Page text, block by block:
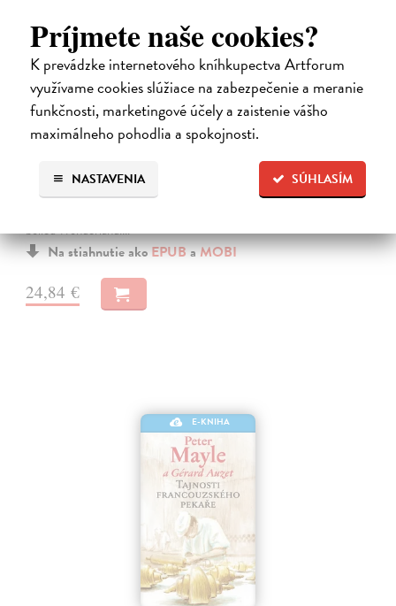
Príjmete naše cookies?
K prevádzke internetového kníhkupectva Artforum
využívame cookies slúžiace na zabezpečenie a meranie
funkčnosti, marketingové účely a zaistenie vášho
maximálneho pohodlia a spokojnosti.
SÚHLASÍM
NASTAVENIA
Město a jeho nejisté zdi
Město a jeho nejisté zdi – dlouho očekávaný román Harukiho
Murakamiho volně navazuje na autorovu starší novelu z roku 1980 a
boiled Wonderland.…
Na stiahnutie akoEPUBaMOBI
24,84 €
E-KNIHA